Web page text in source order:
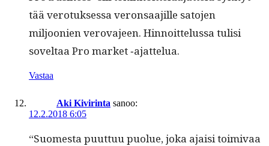
tää vero­tuk­ses­sa veron­saa­jille sato­jen
miljoonien verova­jeen. Hin­noit­telus­sa tulisi
soveltaa Pro mar­ket ‑ajat­telua.
Vastaa
Aki Kivirinta sanoo:
12.2.2018 6:05
“Suomes­ta puut­tuu puolue, joka ajaisi toimi­vaa